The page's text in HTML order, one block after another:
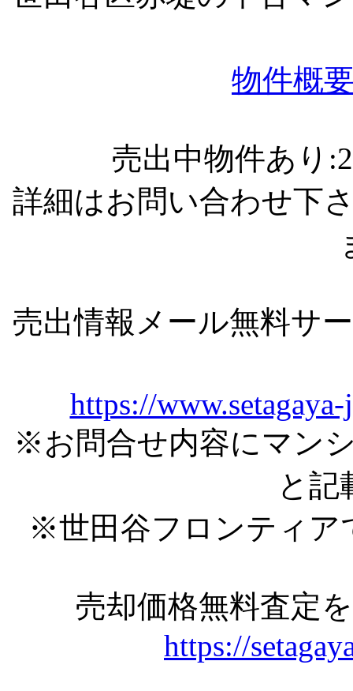
物件概
売出中物件あり
詳細はお問い合わせ下
売出情報メール無料サ
https://
※お問合せ内容にマン
と記
※世田谷フロンティア
売却価格無料査定
https://